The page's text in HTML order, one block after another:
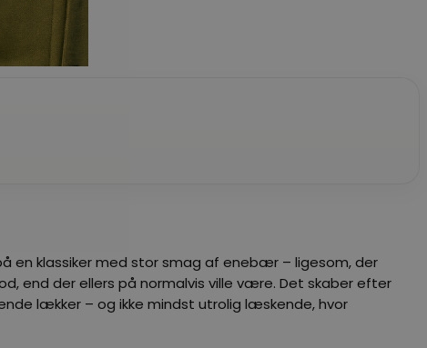
en klassiker med stor smag af enebær – ligesom, der
end der ellers på normalvis ville være. Det skaber efter
lækker – og ikke mindst utrolig læskende, hvor